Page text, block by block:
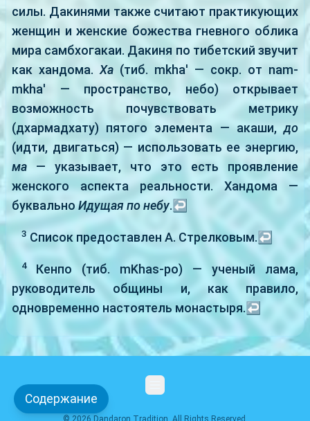
силы. Дакинями также считают практикующих
женщин и женские божества гневного облика
мира самбхогакаи. Дакиня по тибетский звучит
как хандома. Ха (тиб. mkha' — сокр. от nam-
mkha' — пространство, небо) открывает
возможность почувствовать метрику
(дхармадхату) пятого элемента — акаши,до
(идти, двигаться) — использовать ее энергию,
ма — указывает, что это есть проявление
женского аспекта реальности. Хандома —
буквальноИдущая по небу.↩
3 Список предоставлен А. Стрелковым.↩
4Кенпо (тиб. mKhas-po) — ученый лама,
руководитель общины и, как правило,
одновременно настоятель монастыря.↩
Содержание
© 2026 Dandaron Tradition. All Rights Reserved.